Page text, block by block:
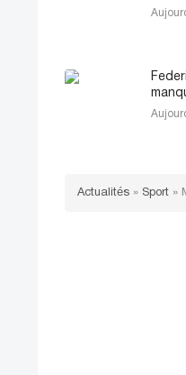
Actualités » Sport »